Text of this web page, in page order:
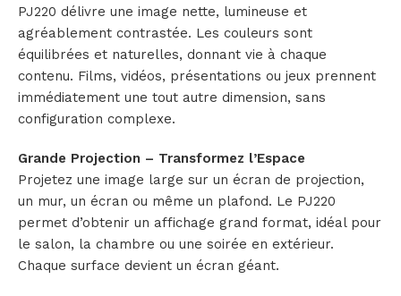
PJ220 délivre une image nette, lumineuse et
agréablement contrastée. Les couleurs sont
équilibrées et naturelles, donnant vie à chaque
contenu. Films, vidéos, présentations ou jeux prennent
immédiatement une tout autre dimension, sans
configuration complexe.
Grande Projection – Transformez l’Espace
Projetez une image large sur un écran de projection,
un mur, un écran ou même un plafond. Le PJ220
permet d’obtenir un affichage grand format, idéal pour
le salon, la chambre ou une soirée en extérieur.
Chaque surface devient un écran géant.